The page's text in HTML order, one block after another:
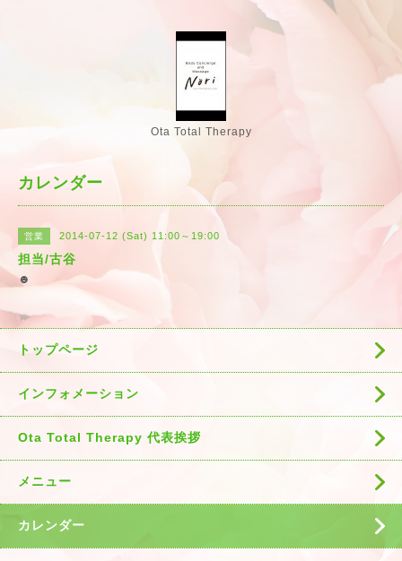
Ota Total Therapy
カレンダー
営業 2014-07-12 (Sat) 11:00～19:00
担当/古谷
☻
トップページ
インフォメーション
Ota Total Therapy 代表挨拶
メニュー
カレンダー